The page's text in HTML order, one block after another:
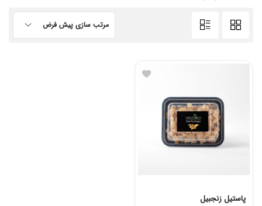
مرتب سازی پیش فرض
پاستیل زنجبیل